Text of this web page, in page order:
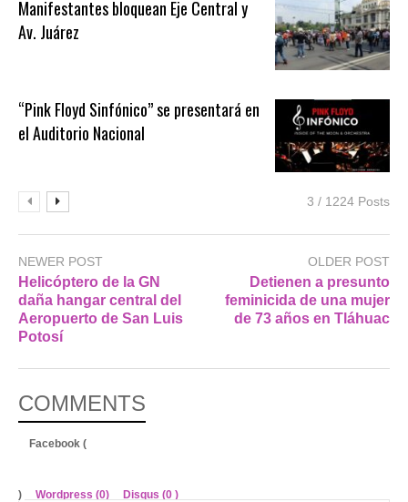
Manifestantes bloquean Eje Central y
Av. Juárez
“Pink Floyd Sinfónico” se presentará en
el Auditorio Nacional
3 / 1224 Posts
NEWER POST
Helicóptero de la GN
daña hangar central del
Aeropuerto de San Luis
Potosí
OLDER POST
Detienen a presunto
feminicida de una mujer
de 73 años en Tláhuac
COMMENTS
Facebook (
) Wordpress (0) Disqus (0 )